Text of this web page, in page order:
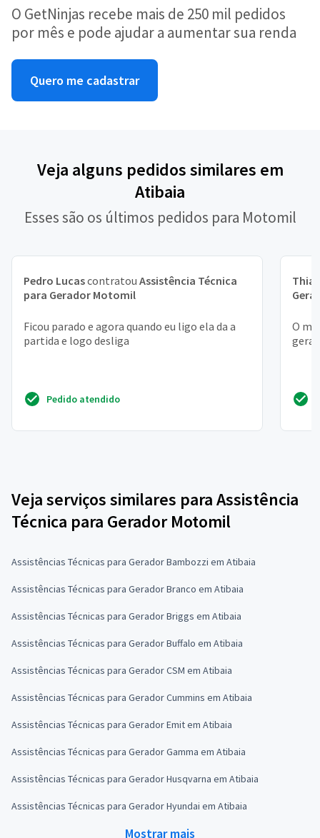
O GetNinjas recebe mais de 250 mil pedidos
por mês e pode ajudar a aumentar sua renda
Quero me cadastrar
Veja alguns pedidos similares em
Atibaia
Esses são os últimos pedidos para Motomil
Pedro Lucascontratou Assistência Técnica
para Gerador Motomil
Ficou parado e agora quando eu ligo ela da a
partida e logo desliga
Pedido atendido
O
gera
Veja serviços similares para Assistência
Técnica para Gerador Motomil
Assistências Técnicas para Gerador Bambozzi em Atibaia
Assistências Técnicas para Gerador Branco em Atibaia
Assistências Técnicas para Gerador Briggs em Atibaia
Assistências Técnicas para Gerador Buffalo em Atibaia
Assistências Técnicas para Gerador CSM em Atibaia
Assistências Técnicas para Gerador Cummins em Atibaia
Assistências Técnicas para Gerador Emit em Atibaia
Assistências Técnicas para Gerador Gamma em Atibaia
Assistências Técnicas para Gerador Husqvarna em Atibaia
Assistências Técnicas para Gerador Hyundai em Atibaia
Mostrar mais